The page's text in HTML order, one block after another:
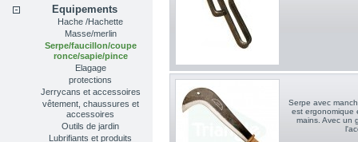
Equipements
Hache /Hachette
Masse/merlin
Serpe/faucillon/coupe
ronce/sapie/pince
Elagage
protections
Jerrycans et accessoires
vêtement, chaussures et
accessoires
Outils de jardin
Lubrifiants et produits
Serpe avec
est ergonomique
mains. Avec un